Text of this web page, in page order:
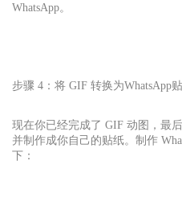
WhatsApp。
步骤 4：将 GIF 转换为WhatsApp
现在你已经完成了 GIF 动图，最
并制作成你自己的贴纸。制作
下：